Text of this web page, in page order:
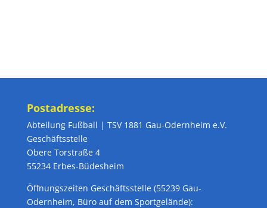
Postadresse:
Abteilung Fußball | TSV 1881 Gau-Odernheim e.V.
Geschäftsstelle
Obere Torstraße 4
55234 Erbes-Büdesheim
Öffnungszeiten Geschäftsstelle (55239 Gau-
Odernheim, Büro auf dem Sportgelände):